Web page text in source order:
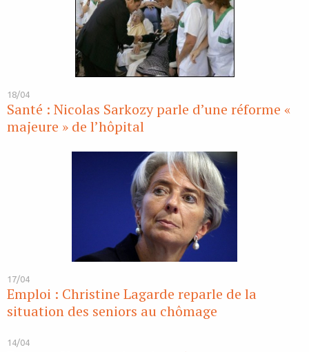
18/04
Santé : Nicolas Sarkozy parle d’une réforme «
majeure » de l’hôpital
17/04
Emploi : Christine Lagarde reparle de la
situation des seniors au chômage
14/04